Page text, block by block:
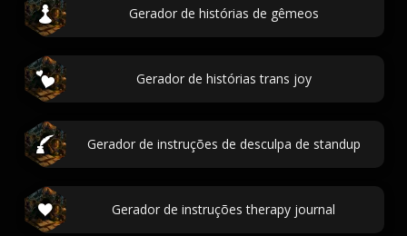
Gerador de histórias de gêmeos
Gerador de histórias trans joy
Gerador de instruções de desculpa de standup
Gerador de instruções therapy journal